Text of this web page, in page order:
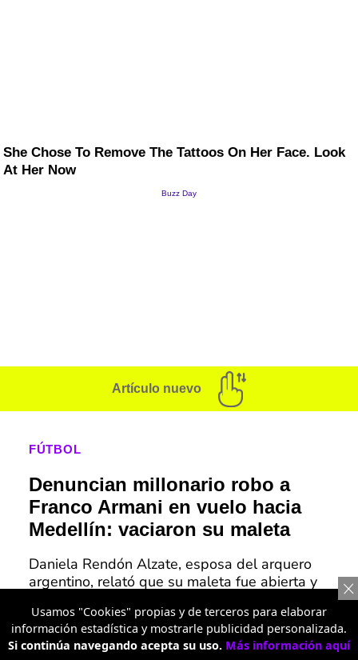
Artículo nuevo
FÚTBOL
Denuncian millonario robo a
Franco Armani en vuelo hacia
Medellín: vaciaron su maleta
Daniela Rendón Alzate, esposa del arquero
argentino, relató que su maleta fue abierta y
lo ocurrido.
Usamos "Cookies" propias y de terceros para elaborar
información estadística y mostrarle publicidad personalizada.
Si continúa navegando acepta su uso. Más información aquí